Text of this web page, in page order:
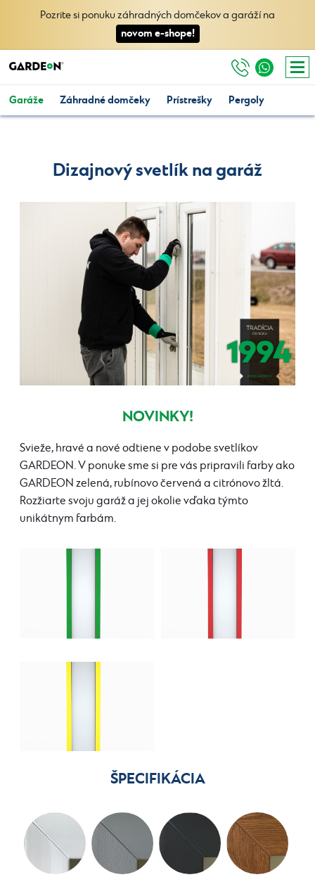
Pozrite si ponuku záhradných domčekov a garáží na
novom e-shope!
Garáže Záhradné domčeky Prístrešky Pergoly
Dizajnový svetlík na garáž
NOVINKY!
Svieže, hravé a nové odtiene v podobe svetlíkov
GARDEON. V ponuke sme si pre vás pripravili farby ako
GARDEON zelená, rubínovo červená a citrónovo žltá.
Rozžiarte svoju garáž a jej okolie vďaka týmto
unikátnym farbám.
ŠPECIFIKÁCIA